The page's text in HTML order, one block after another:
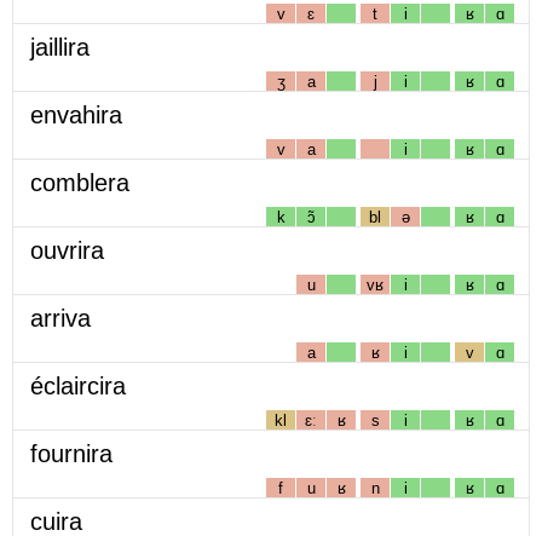
v ɛ t i ʁ ɑ
jaillira
ʒ a j i ʁ ɑ
envahira
v a i ʁ ɑ
comblera
k ɔ̃ bl ə ʁ ɑ
ouvrira
u vʁ i ʁ ɑ
arriva
a ʁ i v ɑ
éclaircira
kl ɛː ʁ s i ʁ ɑ
fournira
f u ʁ n i ʁ ɑ
cuira